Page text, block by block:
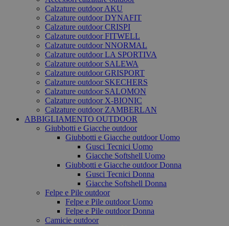
Calzature outdoor AKU
Calzature outdoor DYNAFIT
Calzature outdoor CRISPI
Calzature outdoor FITWELL
Calzature outdoor NNORMAL
Calzature outdoor LA SPORTIVA
Calzature outdoor SALEWA
Calzature outdoor GRISPORT
Calzature outdoor SKECHERS
Calzature outdoor SALOMON
Calzature outdoor X-BIONIC
Calzature outdoor ZAMBERLAN
ABBIGLIAMENTO OUTDOOR
Giubbotti e Giacche outdoor
Giubbotti e Giacche outdoor Uomo
Gusci Tecnici Uomo
Giacche Softshell Uomo
Giubbotti e Giacche outdoor Donna
Gusci Tecnici Donna
Giacche Softshell Donna
Felpe e Pile outdoor
Felpe e Pile outdoor Uomo
Felpe e Pile outdoor Donna
Camicie outdoor